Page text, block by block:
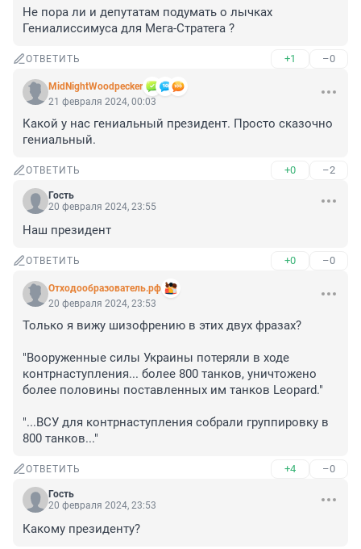
Не пора ли и депутатам подумать о лычках
Гениалиссимуса для Мега-Стратега ?
ОТВЕТИТЬ +1 –0
MidNightWoodpecker
21 февраля 2024, 00:03
Какой у нас гениальный президент. Просто сказочно
гениальный.
ОТВЕТИТЬ +0 –2
Гость
20 февраля 2024, 23:55
Наш президент
ОТВЕТИТЬ +0 –0
Отходообразователь.рф
20 февраля 2024, 23:53
Только я вижу шизофрению в этих двух фразах?
"Вооруженные силы Украины потеряли в ходе
контрнаступления... более 800 танков, уничтожено
более половины поставленных им танков Leopard."
"...ВСУ для контрнаступления собрали группировку в
800 танков..."
ОТВЕТИТЬ +4 –0
Гость
20 февраля 2024, 23:53
Какому президенту?